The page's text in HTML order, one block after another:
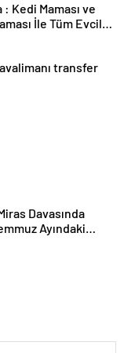
Kedi Maması ve
İle Tüm Evcil
transfer
Davasında
Ayındaki